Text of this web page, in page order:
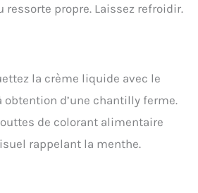
ressorte propre. Laissez refroidir.
la crème liquide avec le
obtention d’une chantilly ferme.
de colorant alimentaire
rappelant la menthe.